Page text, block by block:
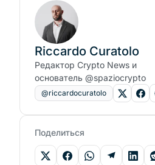
Riccardo Curatolo
Редактор Crypto News и
основатель @spaziocrypto
@riccardocuratolo
Поделиться